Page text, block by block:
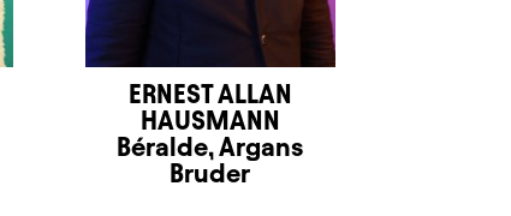
ERNEST ALLAN
HAUSMANN
Béralde, Argans
Bruder